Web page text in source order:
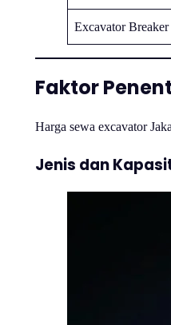
Excavator Breaker
Faktor
Harga sewa excavator
Jenis dan